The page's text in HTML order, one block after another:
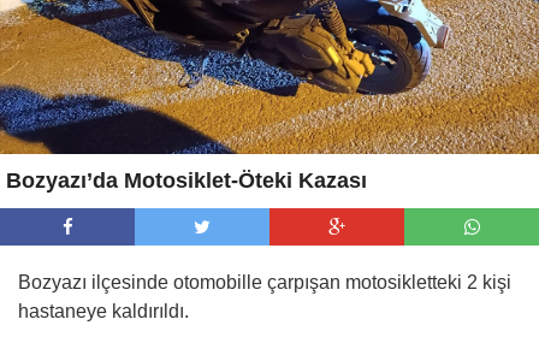
Bozyazı’da Motosiklet-Öteki Kazası
Bozyazı ilçesinde otomobille çarpışan motosikletteki 2 kişi
hastaneye kaldırıldı.